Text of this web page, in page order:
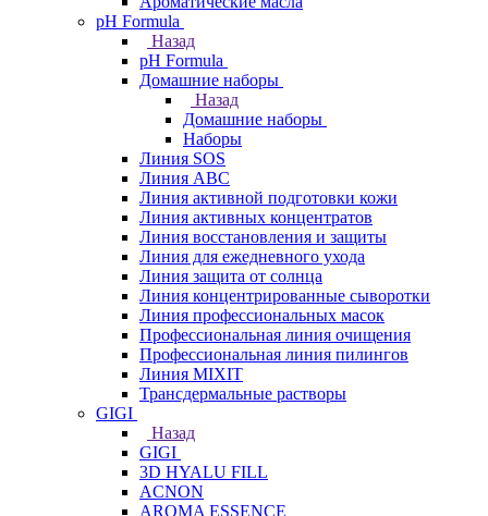
pH Formula
Назад
pH Formula
Домашние наборы
Назад
Домашние наборы
Наборы
Линия SOS
Линия АВС
Линия активной подготовки кожи
Линия активных концентратов
Линия восстановления и защиты
Линия для ежедневного ухода
Линия защита от солнца
Линия концентрированные сыворотки
Линия профессиональных масок
Профессиональная линия очищения
Профессиональная линия пилингов
Линия MIXIT
Трансдермальные растворы
GIGI
Назад
GIGI
3D HYALU FILL
ACNON
AROMA ESSENCE